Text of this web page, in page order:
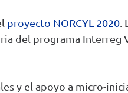
proyecto NORCYL 2020
del programa Interreg
y el apoyo a micro-